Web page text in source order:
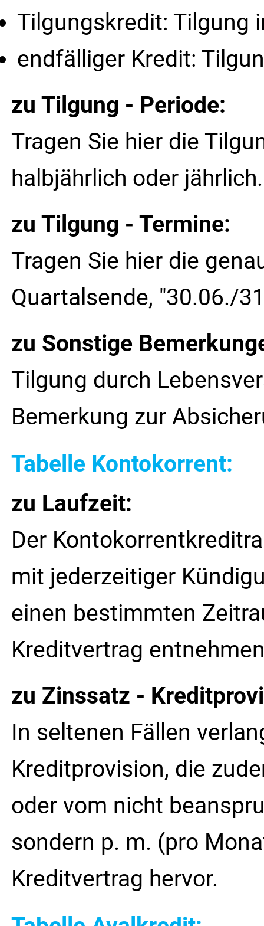
Tilgungskredit: Tilgung
endfälliger Kredit:
zu Tilgung - Periode:
Tragen Sie hier die
halbjährlich oder jährlich.
zu Tilgung - Termine:
Tragen Sie hier die
Quartalsende, "30.06./
zu Sonstige
Tilgung durch
Bemerkung zur
Tabelle Kontokorrent:
zu Laufzeit:
Der
mit jederzeitiger
einen bestimmten
Kreditvertrag
zu Zinssatz -
In seltenen Fällen
Kreditprovision, die
oder vom nicht
sondern p. m. (pro
Kreditvertrag hervor.